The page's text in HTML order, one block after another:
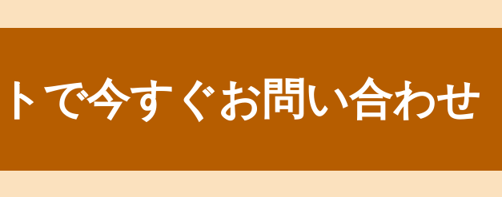
で今すぐお問い合わせ